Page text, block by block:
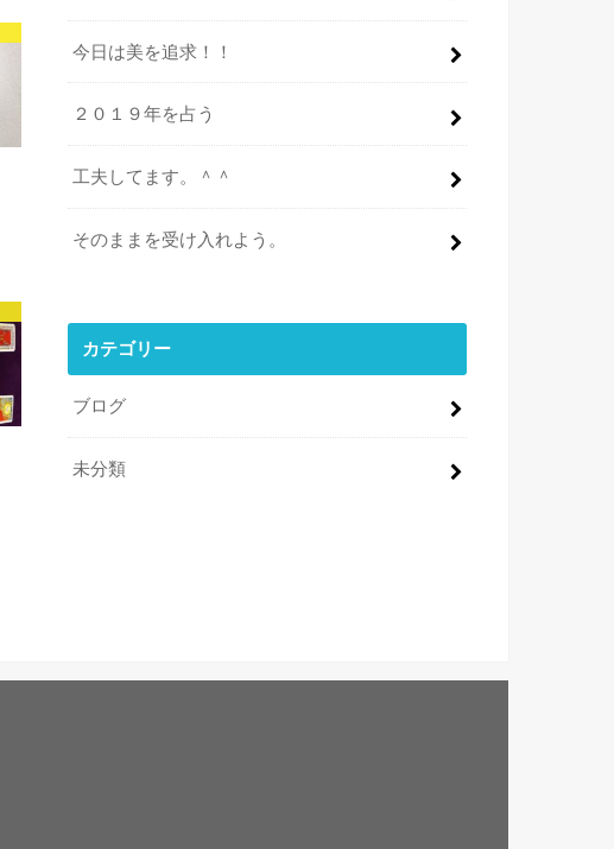
今日は美を追求！！
２０１９年を占う
工夫してます。＾＾
そのままを受け入れよう。
カテゴリー
ブログ
未分類